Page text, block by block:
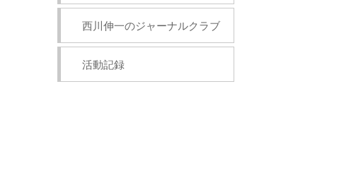
西川伸一のジャーナルクラブ
活動記録